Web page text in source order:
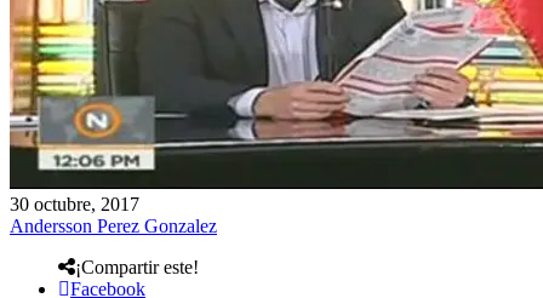
30 octubre, 2017
Andersson Perez Gonzalez
¡Compartir este!
Facebook